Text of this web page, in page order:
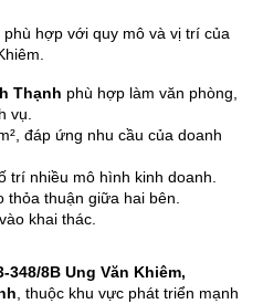
hợp với quy mô và vị trí của
Thạnh phù hợp làm văn phòng,
vụ.
đáp ứng nhu cầu của doanh
trí nhiều mô hình kinh doanh.
thỏa thuận giữa hai bên.
khai thác.
348/8B Ung Văn Khiêm,
, thuộc khu vực phát triển mạnh